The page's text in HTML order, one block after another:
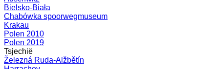
Bielsko-Biała
Chabówka spoorwegmuseum
Krakau
Polen 2010
Polen 2019
Tsjechië
Železná Ruda-Alžbětín